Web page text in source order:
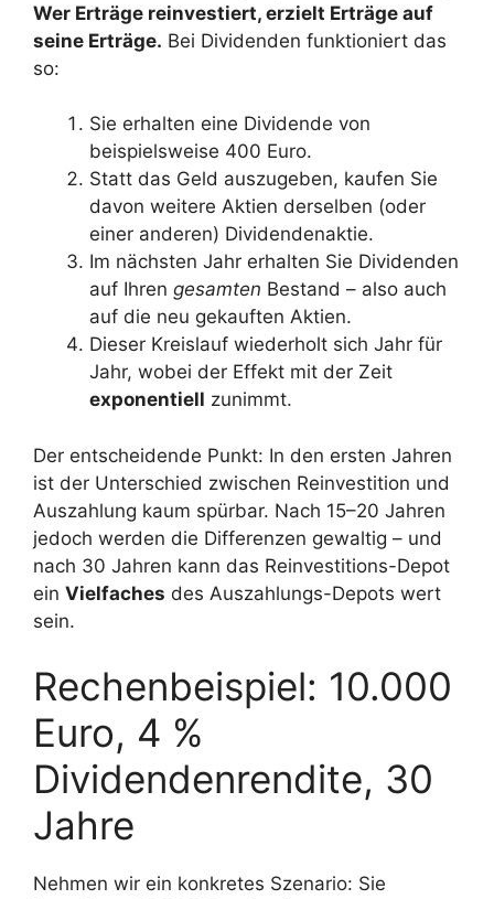
Wer Erträge reinvestiert, erzielt Erträge auf
seine Erträge. Bei Dividenden funktioniert das
so:
Sie erhalten eine Dividende von
beispielsweise 400 Euro.
Statt das Geld auszugeben, kaufen Sie
davon weitere Aktien derselben (oder
einer anderen) Dividendenaktie.
Im nächsten Jahr erhalten Sie Dividenden
auf Ihren gesamten Bestand – also auch
auf die neu gekauften Aktien.
Dieser Kreislauf wiederholt sich Jahr für
Jahr, wobei der Effekt mit der Zeit
exponentiell zunimmt.
Der entscheidende Punkt: In den ersten Jahren
ist der Unterschied zwischen Reinvestition und
Auszahlung kaum spürbar. Nach 15–20 Jahren
jedoch werden die Differenzen gewaltig – und
nach 30 Jahren kann das Reinvestitions-Depot
ein Vielfaches des Auszahlungs-Depots wert
sein.
Rechenbeispiel: 10.000
Euro, 4 %
Dividendenrendite, 30
Jahre
Nehmen wir ein konkretes Szenario: Sie